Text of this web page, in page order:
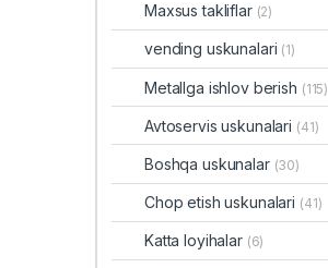
Maxsus takliflar (2)
vending uskunalari (1)
Metallga ishlov berish (115)
Avtoservis uskunalari (41)
Boshqa uskunalar (30)
Chop etish uskunalari (41)
Katta loyihalar (6)